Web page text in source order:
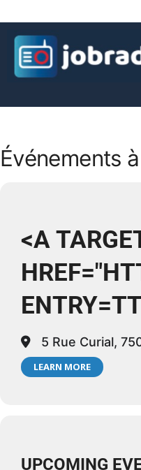
Événements
<A
5 Rue Curial,
LEARN MORE
UPCOMING